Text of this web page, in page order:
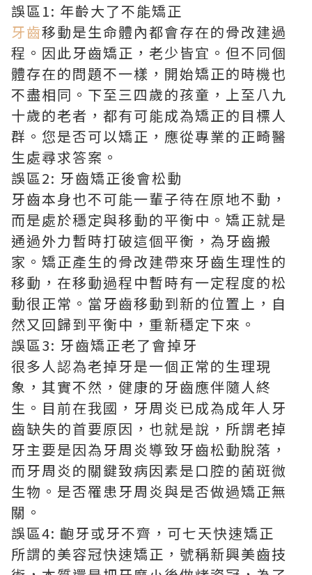
誤區1: 年齡大了不能矯正
牙齒移動是生命體內都會存在的骨改建過
程。因此牙齒矯正，老少皆宜。但不同個
體存在的問題不一樣，開始矯正的時機也
不盡相同。下至三四歲的孩童，上至八九
十歲的老者，都有可能成為矯正的目標人
群。您是否可以矯正，應從專業的正畸醫
生處尋求答案。
誤區2: 牙齒矯正後會松動
牙齒本身也不可能一輩子待在原地不動，
而是處於穩定與移動的平衡中。矯正就是
通過外力暫時打破這個平衡，為牙齒搬
家。矯正產生的骨改建帶來牙齒生理性的
移動，在移動過程中暫時有一定程度的松
動很正常。當牙齒移動到新的位置上，自
然又回歸到平衡中，重新穩定下來。
誤區3: 牙齒矯正老了會掉牙
很多人認為老掉牙是一個正常的生理現
象，其實不然，健康的牙齒應伴隨人終
生。目前在我國，牙周炎已成為成年人牙
齒缺失的首要原因，也就是說，所謂老掉
牙主要是因為牙周炎導致牙齒松動脫落，
而牙周炎的關鍵致病因素是口腔的菌斑微
生物。是否罹患牙周炎與是否做過矯正無
關。
誤區4: 齙牙或牙不齊，可七天快速矯正
所謂的美容冠快速矯正，號稱新興美齒技